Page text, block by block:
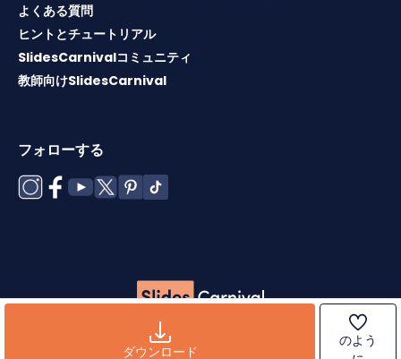
ダウンロード
のよう
よくある質問
ヒントとチュートリアル
SlidesCarnivalコミュニティ
教師向けSlidesCarnival
フォローする
利用規約 テンプレートライセンス·ク
ッキーポリシー
プライバシーポリシー